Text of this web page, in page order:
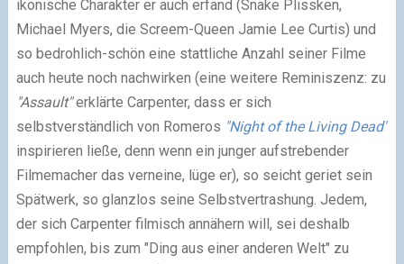
ikonische Charakter er auch erfand (Snake Plissken,
Michael Myers, die Screem-Queen Jamie Lee Curtis) und
so bedrohlich-schön eine stattliche Anzahl seiner Filme
auch heute noch nachwirken (eine weitere Reminiszenz: zu
"Assault"erklärte Carpenter, dass er sich
selbstverständlich von Romeros "Night of the Living Dead"
inspirieren ließe, denn wenn ein junger aufstrebender
Filmemacher das verneine, lüge er), so seicht geriet sein
Spätwerk, so glanzlos seine Selbstvertrashung. Jedem,
der sich Carpenter filmisch annähern will, sei deshalb
empfohlen, bis zum "Ding aus einer anderen Welt" zu